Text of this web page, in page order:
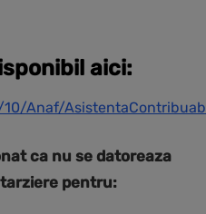
aici:
Anaf/
ca nu se datoreaza
pentru: